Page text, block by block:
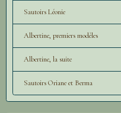
Sautoirs Léonie
Albertine, premiers modèles
Albertine, la suite
Sautoirs Oriane et Berma